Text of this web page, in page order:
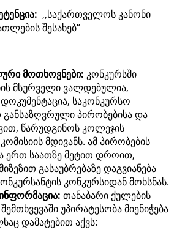
,,საქართველოს კანონი
შესახებ“
მოთხოვნები: კონკურსში
მსურველი ვალდებულია,
საკონკურსო
განსაზღვრული პირობებისა და
წარუდგინოს კოლეჯის
მდივანს. ამ პირობების
ერთ საათზე მეტით დროით,
გასაუბრებაზე დაგვიანება
კონკურსიდან მოხსნას.
თანაბარი ქულების
უპირატესობა მიენიჭება
დამატებით აქვს: